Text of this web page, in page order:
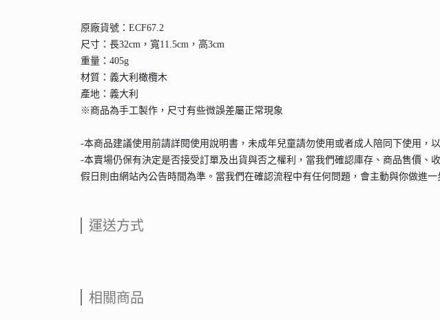
原廠貨號：ECF67.2
尺寸：長32cm，寬11.5cm，高3cm
重量：405g
材質：義大利橄欖木
產地：義大利
※商品為手工製作，尺寸有些微誤差屬正常現象
-本商品建議使用前請詳閱使用說明書，未成年兒童請勿使用或者成人陪同下使用，
-本賣場仍保有決定是否接受訂單及出貨與否之權利，當我們確認庫存、商品售價
假日則由網站內公告時間為準。當我們在確認流程中有任何問題，會主動與你做進一
運送方式
相關商品